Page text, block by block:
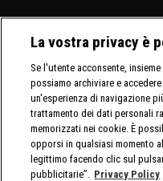
La vostra privacy è
Se l'utente acconsente,
possiamo archiviare e
un'esperienza di navigazione
trattamento dei dati personali
memorizzati nei cookie. È
opporsi in qualsiasi momento
legittimo facendo clic sul
pubblicitarie”. Privacy Policy